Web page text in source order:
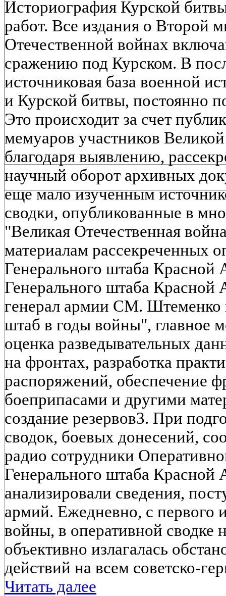
Историография Курской
работ. Все издания о Второй
Отечественной войнах
сражению под Курском. В
источниковая база военной
и Курской битвы, постоянно
Это происходит за счет
мемуаров участников
благодаря выявлению,
научный оборот архивных
еще мало изученным
сводки, опубликованные в
"Великая Отечественная
материалам рассекреченных
Генерального штаба Красной
Генерального штаба Красной
генерал армии СМ. Штеменко
штаб в годы войны", главное
оценка разведывательных
на фронтах, разработка
распоряжений, обеспечение
боеприпасами и другими
создание резервов3. При
сводок, боевых донесений,
радио сотрудники
Генерального штаба
анализировали сведения,
армий. Ежедневно, с первого
войны, в оперативной сводке
объективно излагалась
действий на всем советско-
Читать далее